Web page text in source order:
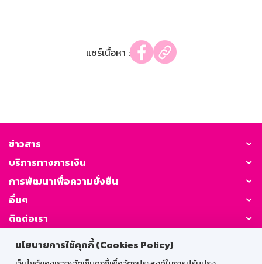
นโยบายการใช้คุกกี้ (Cookies Policy)
แชร์เนื้อหา :
ข่าวสาร
บริการทางการเงิน
การพัฒนาเพื่อความยั่งยืน
อื่นๆ
ติดต่อเรา
GSB Society: